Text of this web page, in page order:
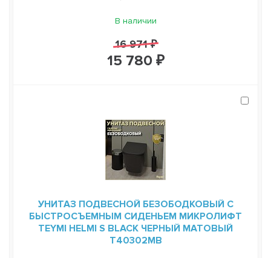
В наличии
16 971 ₽
15 780 ₽
УНИТАЗ ПОДВЕСНОЙ БЕЗОБОДКОВЫЙ С
БЫСТРОСЪЕМНЫМ СИДЕНЬЕМ МИКРОЛИФТ
TEYMI HELMI S BLACK ЧЕРНЫЙ МАТОВЫЙ
T40302MB